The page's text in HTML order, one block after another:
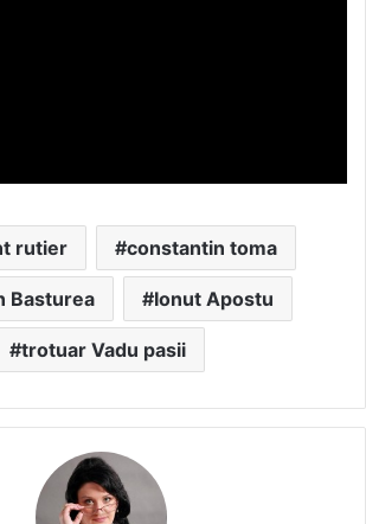
rutier constantin toma
Basturea Ionut Apostu
trotuar Vadu pasii